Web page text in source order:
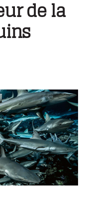
de la